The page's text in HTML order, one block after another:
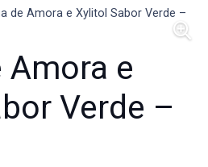
de Amora e Xylitol Sabor Verde –
Amora e
Verde –